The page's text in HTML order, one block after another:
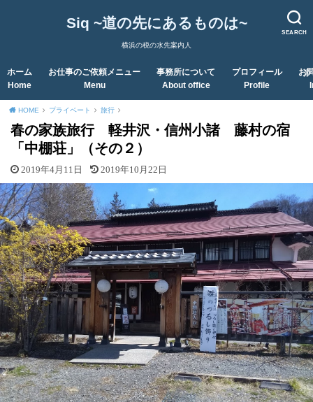
SEARCH
Siq ~道の先にあるものは~
横浜の税の水先案内人
ホーム
Home
お仕事のご依頼メニュー
Menu
事務所について
About office
プロフィール
Profile
お
HOME プライベート 旅行
春の家族旅行 軽井沢・信州小諸 藤村の宿
「中棚荘」（その２）
2019年4月11日 2019年10月22日